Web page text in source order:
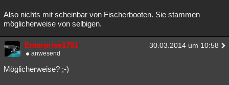
Also nichts mit scheinbar von Fischerbooten. Sie stammen
möglicherweise von selbigen.
Enterprise1701 30.03.2014 um 10:58
anwesend
Möglicherweise? ;-)